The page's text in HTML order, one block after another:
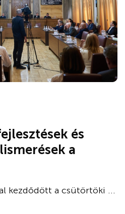
és
a
kezdődött a csütörtöki ...